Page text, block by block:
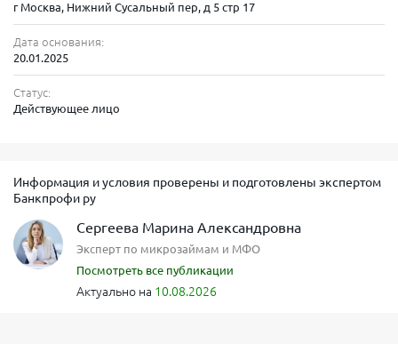
статуса в реестре ЦБ РФ
Официальная информация о компании
Для безопасности заемщика важно понимать, с кем заключается
договор. МФО ООО МКК «Кредитнау» — это микрокредитная
компания, действующая в правовом поле Российской Федерации.
Полное наименование: Общество с ограниченной
ответственностью Микрокредитная компания «Кредитнау».
г Москва, Нижний Сусальный пер, д 5 стр 17
Дата основания:
20.01.2025
Статус:
Действующее лицо
Информация и условия проверены и подготовлены экспертом
Банкпрофи ру
Сергеева Марина Александровна
Эксперт по микрозаймам и МФО
Посмотреть все публикации
Актуально на 10.08.2026